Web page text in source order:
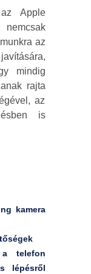
Apple
az
mindig
rajta
az
is
kamera
telefon
lépésről